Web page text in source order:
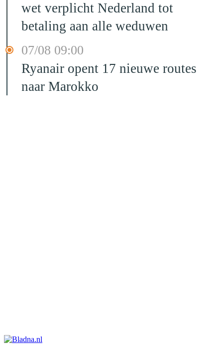
wet verplicht Nederland tot
betaling aan alle weduwen
07/08 09:00
Ryanair opent 17 nieuwe routes
naar Marokko